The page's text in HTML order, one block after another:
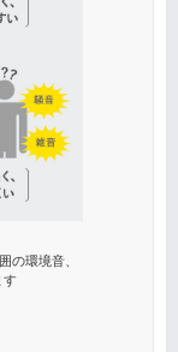
の環境音、
す